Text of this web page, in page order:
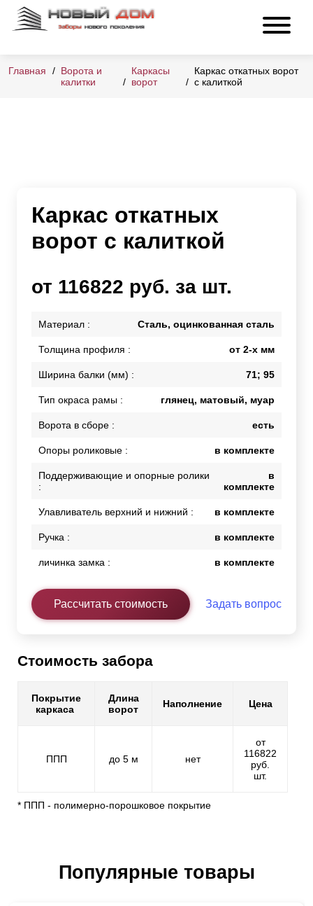
Главная
Ворота и
калитки
Каркасы
ворот
Каркас откатных ворот
с калиткой
Каркас откатных
ворот с калиткой
от 116822 руб. за шт.
Материал : Сталь, оцинкованная сталь
Толщина профиля : от 2-х мм
Ширина балки (мм) : 71; 95
Тип окраса рамы : глянец, матовый, муар
Ворота в сборе : есть
Опоры роликовые : в комплекте
Поддерживающие и опорные ролики
:
в
комплекте
Улавливатель верхний и нижний : в комплекте
Ручка : в комплекте
личинка замка : в комплекте
Рассчитать стоимость Задать вопрос
Стоимость забора
Покрытие
каркаса
Длина
ворот
Наполнение Цена
ППП до 5 м нет
от
116822
руб.
шт.
* ППП - полимерно-порошковое покрытие
Популярные товары